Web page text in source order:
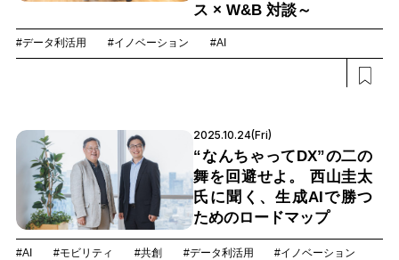
ス × W&B 対談～
#データ利活用 #イノベーション #AI
2025.10.24(Fri)
“なんちゃってDX”の二の
舞を回避せよ。 西山圭太
氏に聞く、生成AIで勝つ
ためのロードマップ
#AI #モビリティ #共創 #データ利活用
#イノベーション